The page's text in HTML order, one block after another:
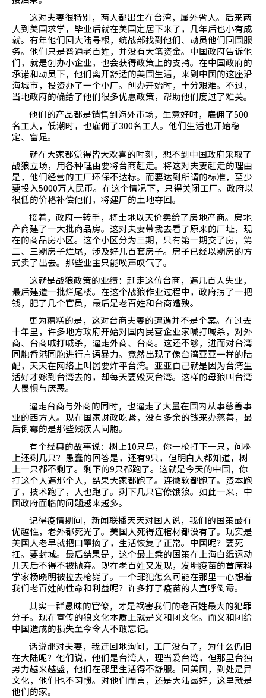
这对夫妻很特别，两人都出生在台湾，属外省人。后来两
人到美国求学，毕业后就在美国定居下来了，几年后也小有成
就。有年他们回大陆寻根，统战部找到他们、动员他们回国服
务。他们只是普通老百姓，并没有大笔资金。中国政府告诉他
们，就是创办小企业，也会获得政策上的支持。在中国政府的
承诺和动员下，他们离开舒适的美国生活，来到中国的这座沿
海城市，投资办了一个小厂。创办开始时，十分艰难。不过，
当地政府的确给了他们很多优惠政策，帮助他们度过了难关。
他们的产品都是销售到海外市场，生意好时，雇佣了500
名工人，低潮时，也雇佣了300名工人。他们生活也开始稳
定、富足。
就在大家都觉得皆大欢喜的时刻，想不到中国政府采取了
战狼立场，用各种理由要将台商赶走。将这对夫妻赶走的理由
是，他们经营的工厂环保不达标。而要达到所谓的标准，至少
要投入5000万人民币。在这个情况下，只得关闭工厂。政府以
很低的价格补偿他们，将建厂的土地夺回。
接着，政府一转手，将土地以天价卖给了房地产商。房地
产商建了一大批商品房。这对夫妻带我去看了原来的厂址，现
在的商品房小区。这个小区分为三期，只有第一期交了房，第
二、三期房子烂尾，涉及好几百套房子。房子已经以期房的方
式卖了出去。那些业主只能唉声叹气了。
这就是战狼政策的业绩：赶走这位台商，逼几百人失业，
最后建造一批烂尾楼。在这个战狼作业过程中，政府捞了一把
钱，肥了几个官员，最后是老百姓和台商遭殃。
更为糟糕的是，这对台商夫妻的遭遇并不是个案。在过去
十年里，许多地方政府开始对国内民营企业家喊打喊杀，对外
商、台商喊打喊杀，逼走外商、台商。这还不够，进而对台湾
同胞香港同胞进行言语暴力。竟然出现了像台湾亚亚一样的陆
配，天天在网络上叫嚣要炸平台湾。亚亚自己就是因为台湾生
活好才嫁到台湾去的，却每天要毁灭台湾。这样的母狼叫台湾
人畏惧与厌恶。
逼走台商与外商的同时，也逼走了大量在国内从事慈善事
业的西方人。现在国家财政吃紧，没有多余的钱来办慈善，最
后倒霉的是那些残疾人同胞。
有个经典的故事说：树上10只鸟，你一枪打下一只，问树
上还剩几只？愚蠢的回答是，还有9只，但明白人都知道，树
上一只都不剩了。剩下的9只都跑了。这就是今天的中国，你
打这个人逼那个人，结果大家都跑了。连微软都跑了。资本跑
了，技术跑了，人也跑了。剩下几只官僚饿狼。如此一来，中
国政府面临的问题越来越多。
记得疫情期间，新闻联播天天对国人说，我们的国策最有
优越性，老外都死光了。美国人死得连棺材都没有了。现实是
美国人老早就把口罩摘了，生活恢复了正常。中国呢？要死
扛。要封城。最后结果是，这个最上乘的国策在上海白纸运动
几天后不得不被抛弃。现在老百姓又发现，发明疫苗的首席科
学家杨晓明被拉去枪毙了。一个罪犯怎么可能在那里一心想着
我们老百姓的性命和利益呢？许多打了疫苗的人直呼倒霉。
其实一群愚昧的官僚，才是祸害我们的老百姓最大的犯罪
分子。现在宣传的狼文化本质上就是义和团文化。而义和团给
中国造成的损失至今令人不敢忘记。
话说那对夫妻，我迂回地询问，工厂没有了，为什么仍旧
在大陆呢？他们说，他们是台湾人，理当爱台湾，但那里台独
势力越来越盛，他们在那里生活得不舒服。回美国，到处是异
文化，他们也不习惯。对他们而言，还是大陆最好，这里就是
他们的家。